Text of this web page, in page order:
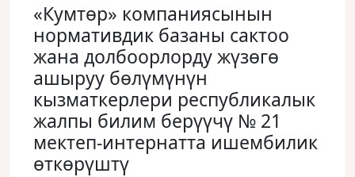
«Кумтɵр» компаниясынын
нормативдик базаны сактоо
жана долбоорлорду жүзɵгɵ
ашыруу бɵлүмүнүн
кызматкерлери республикалык
жалпы билим берүүчү № 21
мектеп-интернатта ишембилик
ɵткɵрүштү